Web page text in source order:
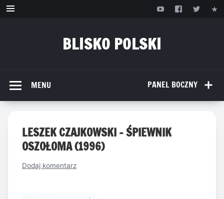
Przejdź
BLISKO POLSKI
PANEL BOCZNY
MENU
LESZEK CZAJKOWSKI – ŚPIEWNIK
OSZOŁOMA (1996)
Dodaj komentarz